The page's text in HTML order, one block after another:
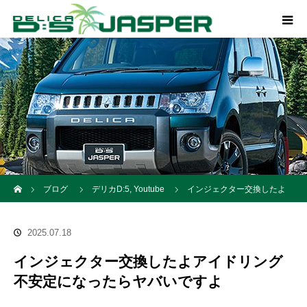
ブログ
デリカD:5, Youtube インジェクター交換したよ
2025.07.18
インジェクター交換したよアイドリング
不安定になったらヤバいですよ